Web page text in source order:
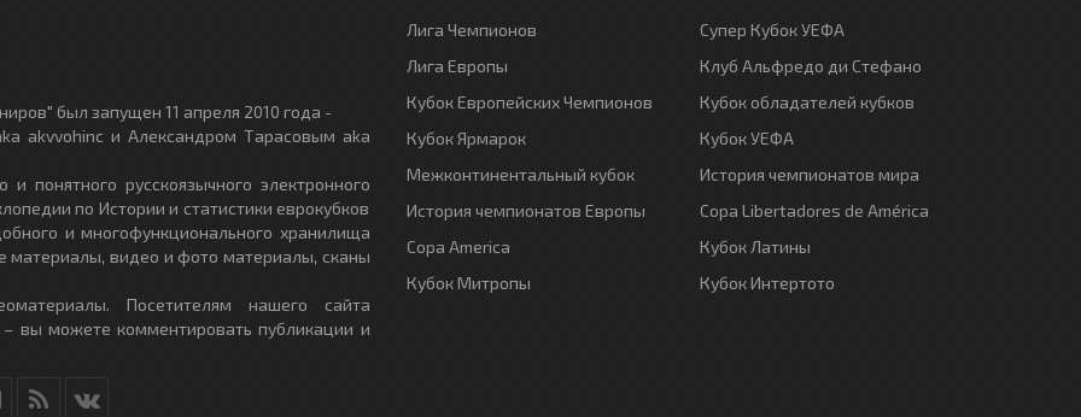
был запущен 11 апреля 2010 года -
akvvohinc и Александром Тарасовым aka
понятного русскоязычного электронного
по Истории и статистики еврокубков
и многофункционального хранилища
материалы, видео и фото материалы, сканы
Посетителям нашего сайта
вы можете комментировать публикации и
Лига Чемпионов
Лига Европы
Кубок Европейских Чемпионов
Кубок Ярмарок
Межконтинентальный кубок
История чемпионатов Европы
Copa America
Кубок Митропы
Супер Кубок УЕФА
Клуб Альфредо ди Стефано
Кубок обладателей кубков
Кубок УЕФА
История чемпионатов мира
Copa Libertadores de América
Кубок Латины
Кубок Интертото